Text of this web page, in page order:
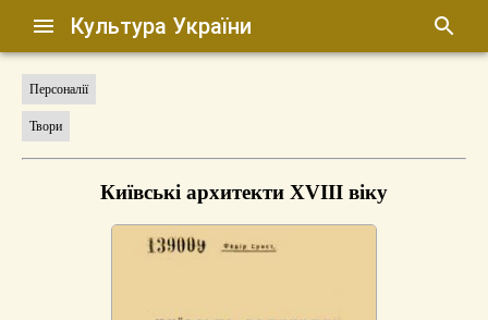
Культура України
Персоналії
Твори
Київські архитекти XVIII віку